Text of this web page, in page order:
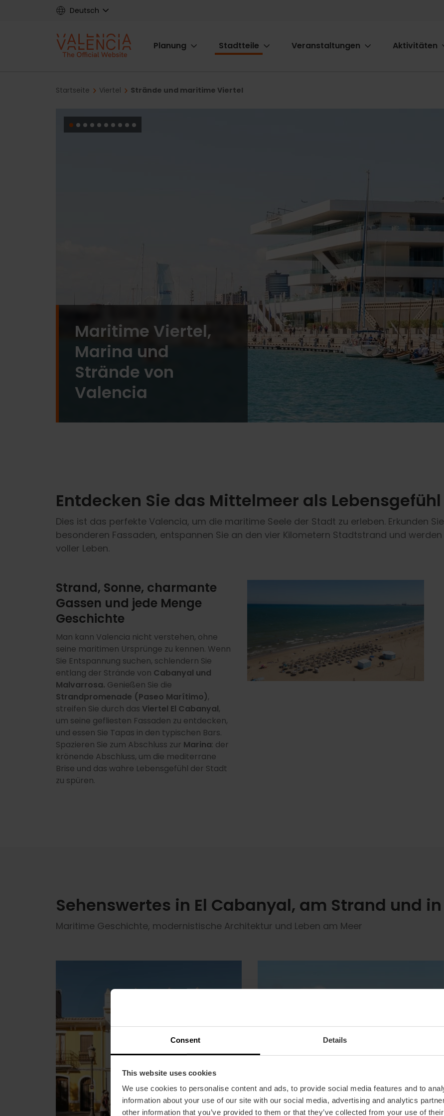
Consent Details
This website uses cookies
We use cookies to personalise content and ads, to provide social media features and to
information about your use of our site with our social media, advertising and analytics
other information that you’ve provided to them or that they’ve collected from your use of
Deutsch
Main
Planung Stadtteile Veranstaltungen Aktivitäten
Breadcrumb
Startseite Viertel Strände und maritime Viertel
Maritime Viertel,
Marina und
Strände von
Valencia
Entdecken Sie das Mittelmeer als Lebensgefühl
Dies ist das perfekte Valencia, um die maritime Seele der Stadt zu erleben. Erkunden
besonderen Fassaden, entspannen Sie an den vier Kilometern Stadtstrand und
voller Leben.
Strand, Sonne, charmante
Gassen und jede Menge
Geschichte
Man kann Valencia nicht verstehen, ohne
seine maritimen Ursprünge zu kennen. Wenn
Sie Entspannung suchen, schlendern Sie
entlang der Strände von Cabanyal und
Malvarrosa. Genießen Sie die
Strandpromenade (Paseo Marítimo),
streifen Sie durch das Viertel El Cabanyal,
um seine gefliesten Fassaden zu entdecken,
und essen Sie Tapas in den typischen Bars.
Spazieren Sie zum Abschluss zur Marina: der
krönende Abschluss, um die mediterrane
Brise und das wahre Lebensgefühl der Stadt
zu spüren.
Sehenswertes in El Cabanyal, am Strand und
Maritime Geschichte, modernistische Architektur und Leben am Meer